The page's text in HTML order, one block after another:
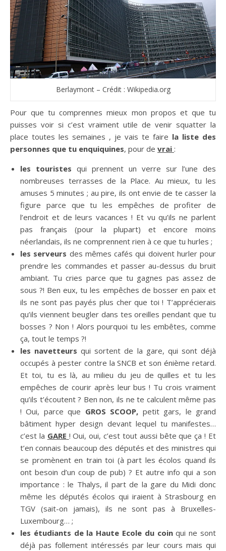
Berlaymont – Crédit : Wikipedia.org
Pour que tu comprennes mieux mon propos et que tu
puisses voir si c’est vraiment utile de venir squatter la
place toutes les semaines , je vais te faire la liste des
personnes que tu enquiquines, pour de vrai :
les touristes qui prennent un verre sur l’une des
nombreuses terrasses de la Place. Au mieux, tu les
amuses 5 minutes ; au pire, ils ont envie de te casser la
figure parce que tu les empêches de profiter de
l’endroit et de leurs vacances ! Et vu qu’ils ne parlent
pas français (pour la plupart) et encore moins
néerlandais, ils ne comprennent rien à ce que tu hurles ;
les serveurs des mêmes cafés qui doivent hurler pour
prendre les commandes et passer au-dessus du bruit
ambiant. Tu cries parce que tu gagnes pas assez de
sous ?! Ben eux, tu les empêches de bosser en paix et
ils ne sont pas payés plus cher que toi ! T’apprécierais
qu’ils viennent beugler dans tes oreilles pendant que tu
bosses ? Non ! Alors pourquoi tu les embêtes, comme
ça, tout le temps ?!
les navetteurs qui sortent de la gare, qui sont déjà
occupés à pester contre la SNCB et son énième retard.
Et toi, tu es là, au milieu du jeu de quilles et tu les
empêches de courir après leur bus ! Tu crois vraiment
qu’ils t’écoutent ? Ben non, ils ne te calculent même pas
! Oui, parce que GROS SCOOP, petit gars, le grand
bâtiment hyper design devant lequel tu manifestes…
c’est la GARE ! Oui, oui, c’est tout aussi bête que ça ! Et
t’en connais beaucoup des députés et des ministres qui
se promènent en train toi (à part les écolos quand ils
ont besoin d’un coup de pub) ? Et autre info qui a son
importance : le Thalys, il part de la gare du Midi donc
même les députés écolos qui iraient à Strasbourg en
TGV (sait-on jamais), ils ne sont pas à Bruxelles-
Luxembourg… ;
les étudiants de la Haute Ecole du coinqui ne sont
déjà pas follement intéressés par leur cours mais qui